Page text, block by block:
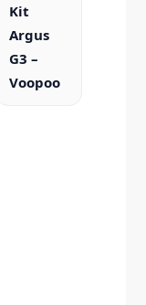
Kit
Argus
G3 –
Voopoo